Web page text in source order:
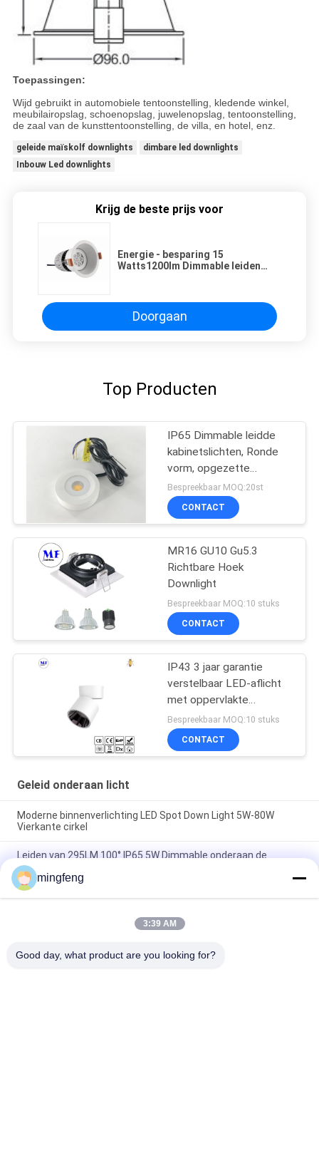
Toepassingen:
Wijd gebruikt in automobiele tentoonstelling, kledende winkel,
meubilairopslag, schoenopslag, juwelenopslag, tentoonstelling,
de zaal van de kunsttentoonstelling, de villa, en hotel, enz.
geleide maïskolf downlights
dimbare led downlights
Inbouw Led downlights
Krijg de beste prijs voor
Energie - besparing 15
Watts1200lm Dimmable leiden
Doorgaan
Top Producten
IP65 Dimmable leidde
kabinetslichten, Ronde
vorm, opgezette
minidownlights van 3W
oppervlakte
Bespreekbaar MOQ:20st
CONTACT
MR16 GU10 Gu5.3
Richtbare Hoek
Downlight
Bespreekbaar MOQ:10 stuks
CONTACT
IP43 3 jaar garantie
verstelbaar LED-aflicht
met oppervlakte
bevestiging Voor
thuisgebruik in
winkelcentra
Bespreekbaar MOQ:10 stuks
CONTACT
Geleid onderaan licht
Moderne binnenverlichting LED Spot Down Light 5W-80W
Vierkante cirkel
Leiden van 295LM 100° IP65 5W Dimmable onderaan de
Schijnwerpers van het Lichtenkabinet
De Geleide MAÏSKOLF 7W 10W 20W zette onderaan de Lichte
populaire categorieën
mingfeng
3:39 AM
Good day, what product are you looking for?